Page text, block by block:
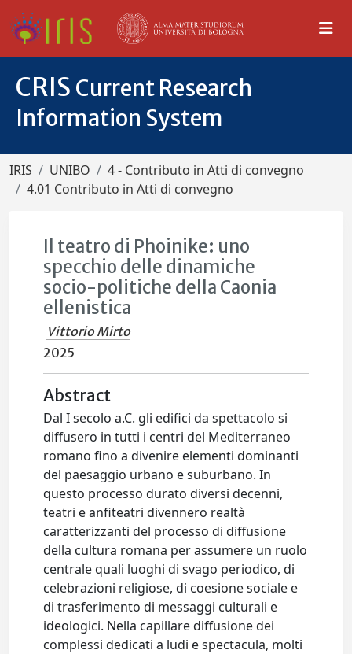
CRIS Current Research
Information System
IRIS UNIBO
4 - Contributo in Atti di convegno
4.01 Contributo in Atti di convegno
Il teatro di Phoinike: uno
specchio delle dinamiche
socio-politiche della Caonia
ellenistica
Vittorio Mirto
2025
Abstract
Dal I secolo a.C. gli edifici da spettacolo si
diffusero in tutti i centri del Mediterraneo
romano fino a divenire elementi dominanti
del paesaggio urbano e suburbano. In
questo processo durato diversi decenni,
teatri e anfiteatri divennero realtà
caratterizzanti del processo di diffusione
della cultura romana per assumere un ruolo
centrale quali luoghi di svago periodico, di
celebrazioni religiose, di coesione sociale e
di trasferimento di messaggi culturali e
ideologici. Nella capillare diffusione dei
complessi dedicati a ludi e spectacula, molti